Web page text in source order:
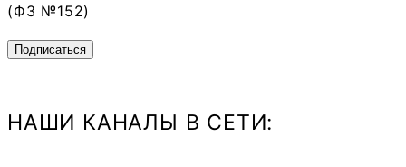
(ФЗ №152)
НАШИ КАНАЛЫ В СЕТИ: